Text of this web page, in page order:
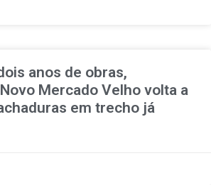
anos de obras,
Mercado Velho volta a
em trecho já